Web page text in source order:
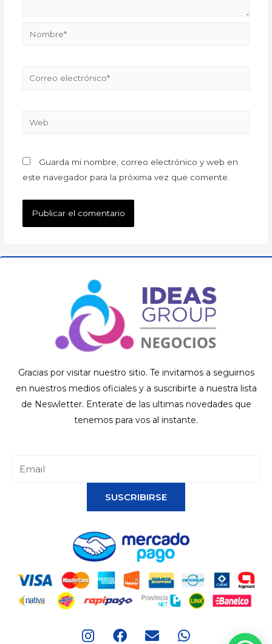
Guarda mi nombre, correo electrónico y web en
este navegador para la próxima vez que comente.
Gracias por visitar nuestro sitio. Te invitamos a seguirnos
en nuestros medios oficiales y a suscribirte a nuestra lista
de Neswletter. Enterate de las ultimas novedades que
tenemos para vos al instante.
SUSCRIBIRSE